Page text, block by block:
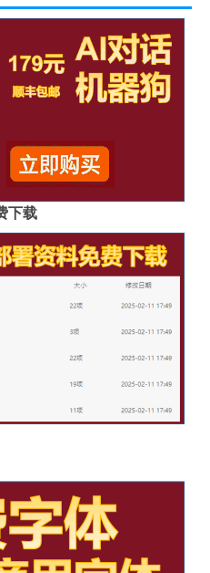
下载